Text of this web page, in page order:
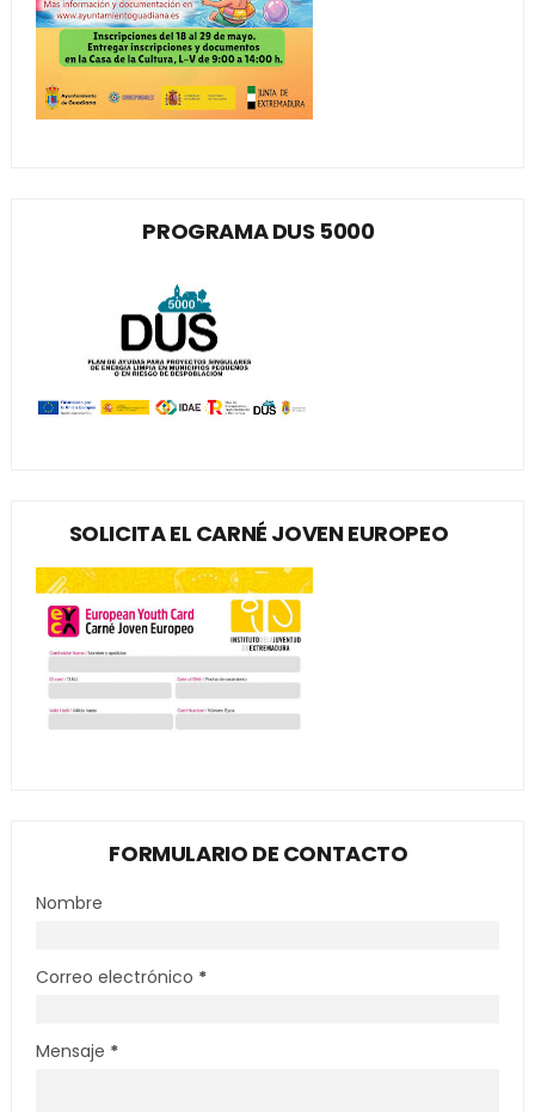
PROGRAMA DUS 5000
SOLICITA EL CARNÉ JOVEN EUROPEO
FORMULARIO DE CONTACTO
Nombre
Correo electrónico *
Mensaje *